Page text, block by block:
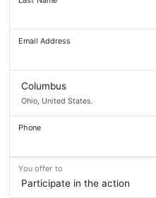
Email Address
Columbus
Ohio, United States.
Phone
You offer to